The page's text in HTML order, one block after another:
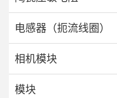
电感器（扼流线圈）
相机模块
模块